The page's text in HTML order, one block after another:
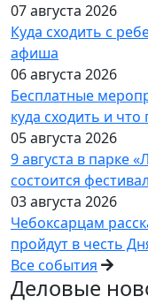
07 августа 2026
Куда сходить с
афиша
06 августа 2026
Бесплатные
куда сходить и
05 августа 2026
9 августа в парке
состоится
03 августа 2026
Чебоксарцам
пройдут в честь
Все события
Деловые